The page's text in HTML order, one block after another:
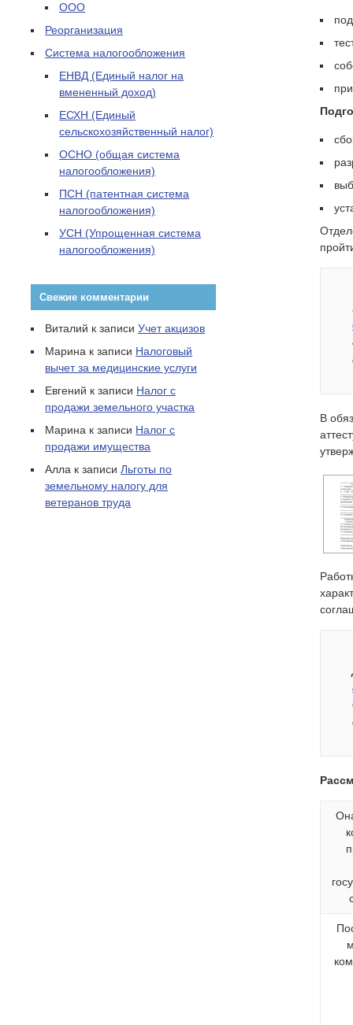
ООО
Реорганизация
Система налогообложения
ЕНВД (Единый налог на
вмененный доход)
ЕСХН (Единый
сельскохозяйственный налог)
ОСНО (общая система
налогообложения)
ПСН (патентная система
налогообложения)
УСН (Упрощенная система
налогообложения)
Свежие комментарии
Виталий к записиУчет акцизов
Марина к записи Налоговый
вычет за медицинские услуги
Евгений к записи Налог с
продажи земельного участка
Марина к записи Налог с
продажи имущества
Алла к записи Льготы по
земельному налогу для
ветеранов труда
В